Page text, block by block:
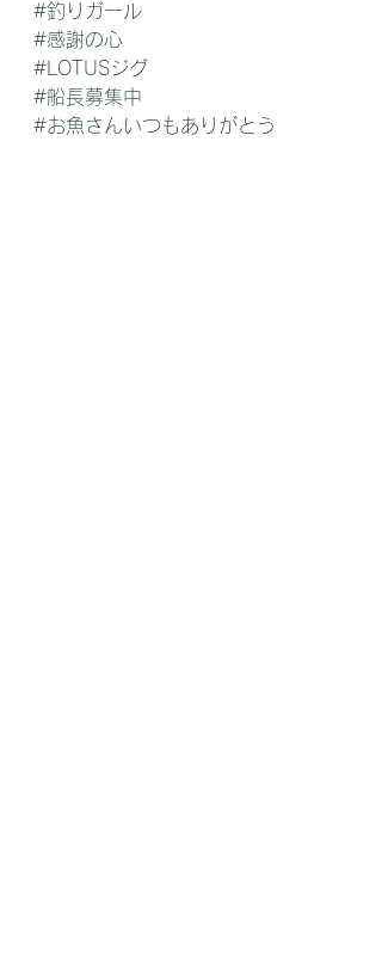
#釣りガール
#感謝の心
#LOTUSジグ
#船長募集中
#お魚さんいつもありがとう